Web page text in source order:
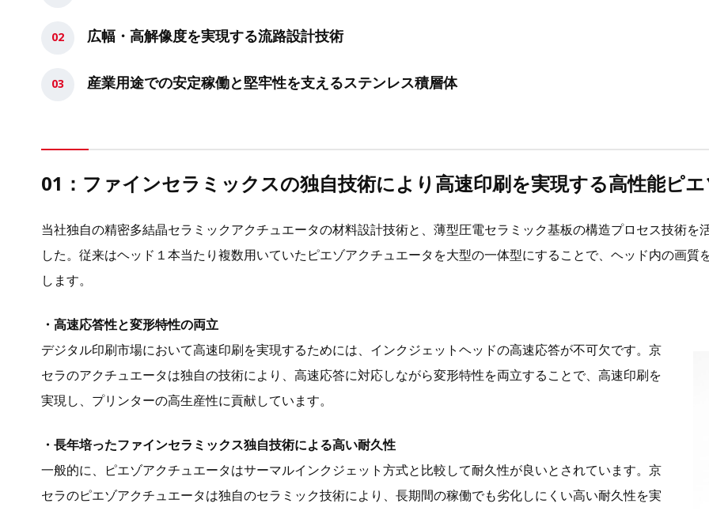
広幅・高解像度を実現する流路設計技術
産業用途での安定稼働と堅牢性を支えるステンレス積層体
01： ファインセラミックスの独自技術により高速印刷を実現する高性能ピ
当社独自の精密多結晶セラミックアクチュエータの材料設計技術と、薄型圧電セラミック基板の構造プロセス技術
した。従来はヘッド１本当たり複数用いていたピエゾアクチュエータを大型の一体型にすることで、ヘッド内の画
します。
・高速応答性と変形特性の両立
デジタル印刷市場において高速印刷を実現するためには、インクジェットヘッドの高速応答が不可欠です。京
セラのアクチュエータは独自の技術により、高速応答に対応しながら変形特性を両立することで、高速印刷を
実現し、プリンターの高生産性に貢献しています。
・長年培ったファインセラミックス独自技術による高い耐久性
一般的に、ピエゾアクチュエータはサーマルインクジェット方式と比較して耐久性が良いとされています。京
セラのピエゾアクチュエータは独自のセラミック技術により、長期間の稼働でも劣化しにくい高い耐久性を実